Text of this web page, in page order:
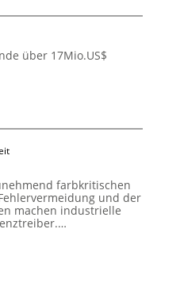
über 17Mio.US$
farbkritischen
und der
machen industrielle